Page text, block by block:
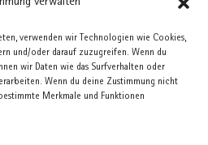
verwalten
verwenden wir Technologien wie Cookies,
und/oder darauf zuzugreifen. Wenn du
wir Daten wie das Surfverhalten oder
Wenn du deine Zustimmung nicht
Merkmale und Funktionen
Stadtresidenz Landshut →